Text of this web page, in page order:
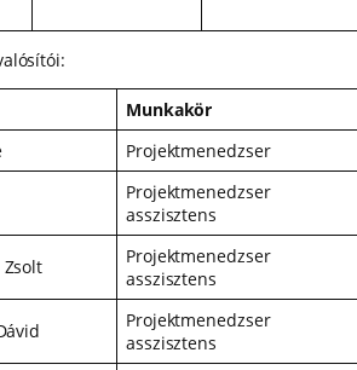
Munkakör
Projektmenedzser
Projektmenedzser
asszisztens
Projektmenedzser
asszisztens
Projektmenedzser
asszisztens